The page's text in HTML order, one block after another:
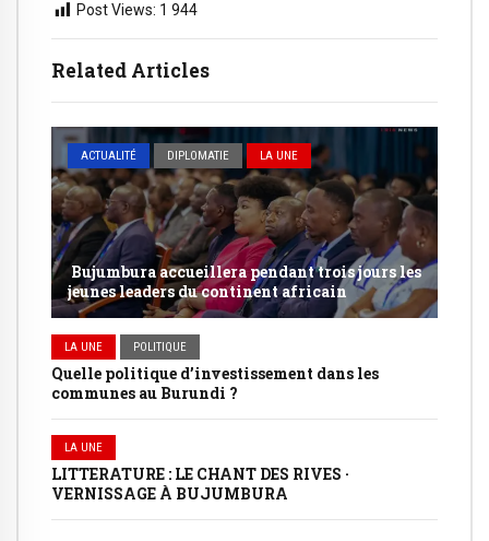
Related Articles
ACTUALITÉ DIPLOMATIE LA UNE
Bujumbura accueillera pendant trois jours les
jeunes leaders du continent africain
LA UNE POLITIQUE
Quelle politique d’investissement dans les
communes au Burundi ?
LA UNE
LITTERATURE : LE CHANT DES RIVES ·
VERNISSAGE À BUJUMBURA
Post Views: 1 944